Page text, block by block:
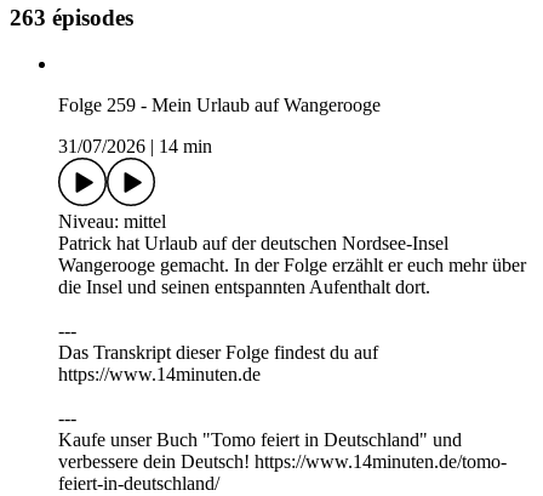
263 épisodes
Folge 259 - Mein Urlaub auf Wangerooge
31/07/2026
14 min
Niveau: mittel
Patrick hat Urlaub auf der deutschen Nordsee-Insel
Wangerooge gemacht. In der Folge erzählt er euch mehr über
die Insel und seinen entspannten Aufenthalt dort.
---
Das Transkript dieser Folge findest du auf
https://⁠⁠⁠⁠⁠⁠⁠⁠⁠⁠⁠⁠www.14minuten.de
⁠⁠⁠⁠⁠⁠⁠⁠⁠⁠---
Kaufe unser Buch "Tomo feiert in Deutschland" und
verbessere dein Deutsch! https://www.14minuten.de/tomo-
feiert-in-deutschland/